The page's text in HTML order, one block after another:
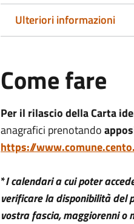
Ulteriori informazioni
Come fare
Per il rilascio della Carta
anagrafici prenotando
https://
*I calendari a cui poter
verificare la disponibilità del
vostra fascia, maggiorenni o